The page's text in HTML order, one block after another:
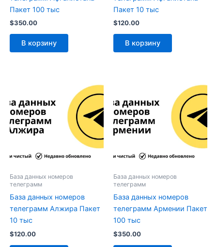
Пакет 100 тыс
$350.00
В корзину
Пакет 10 тыс
$120.00
В корзину
База данных номеров
телеграмм
База данных номеров
телеграмм Алжира Пакет
10 тыс
$120.00
База данных номеров
телеграмм
База данных номеров
телеграмм Армении Пакет
100 тыс
$350.00